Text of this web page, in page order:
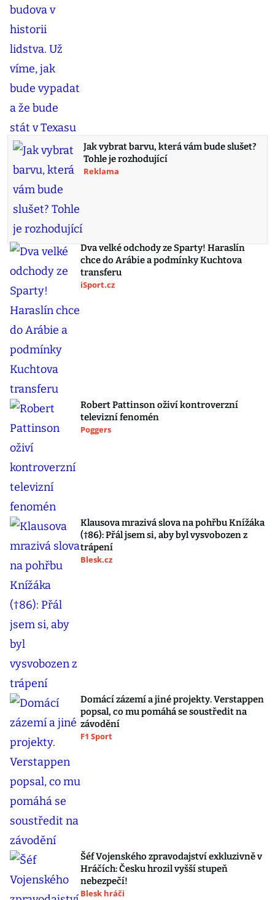
Jak vybrat barvu, která vám bude slušet?
Tohle je rozhodující
Reklama
Dva velké odchody ze Sparty! Haraslín
chce do Arábie a podmínky Kuchtova
transferu
iSport.cz
Robert Pattinson oživí kontroverzní
televizní fenomén
Poggers
Klausova mrazivá slova na pohřbu Knížáka
(†86): Přál jsem si, aby byl vysvobozen z
trápení
Blesk.cz
Domácí zázemí a jiné projekty. Verstappen
popsal, co mu pomáhá se soustředit na
závodění
F1 Sport
Šéf Vojenského zpravodajství exkluzivně v
Hráčích: Česku hrozil vyšší stupeň
nebezpečí!
Blesk hráči